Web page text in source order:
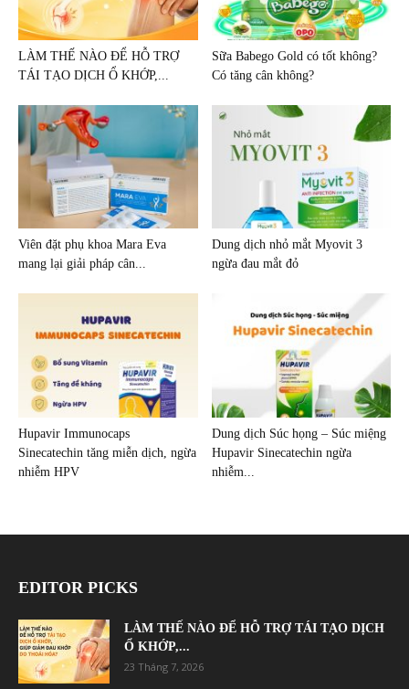
LÀM THẾ NÀO ĐỂ HỖ TRỢ
TÁI TẠO DỊCH Ổ KHỚP,...
Sữa Babego Gold có tốt không?
Có tăng cân không?
Viên đặt phụ khoa Mara Eva
mang lại giải pháp cân...
Dung dịch nhỏ mắt Myovit 3
ngừa đau mắt đỏ
Hupavir Immunocaps
Sinecatechin tăng miễn dịch, ngừa
nhiễm HPV
Dung dịch Súc họng – Súc miệng
Hupavir Sinecatechin ngừa
nhiễm...
EDITOR PICKS
LÀM THẾ NÀO ĐỂ HỖ TRỢ TÁI TẠO DỊCH
Ổ KHỚP,...
23 Tháng 7, 2026